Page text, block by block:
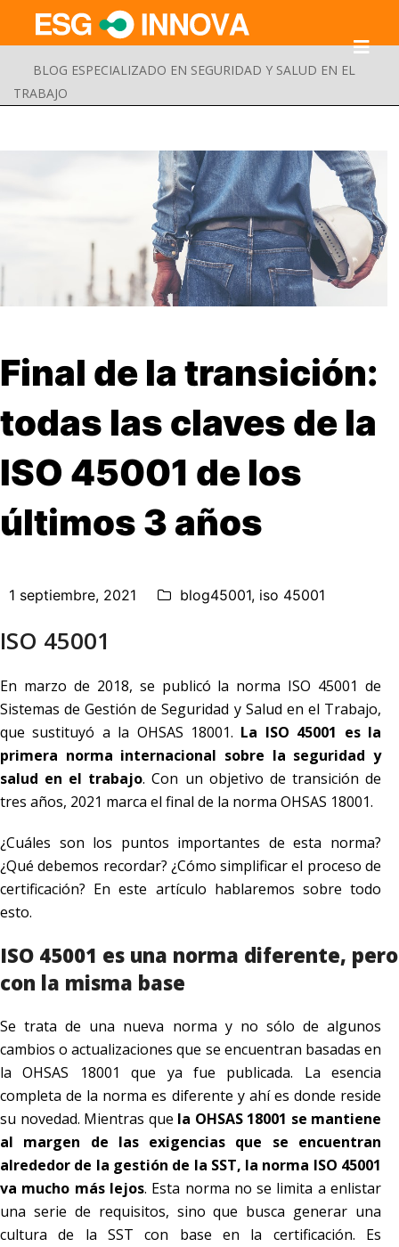
BLOG ESPECIALIZADO EN SEGURIDAD Y SALUD EN EL
TRABAJO
Buscar Enviar
Final de la transición:
todas las claves de la
ISO 45001 de los
últimos 3 años
1 septiembre, 2021 blog45001, iso 45001
ISO 45001
En marzo de 2018, se publicó la norma ISO 45001 de
Sistemas de Gestión de Seguridad y Salud en el Trabajo,
que sustituyó a la OHSAS 18001. La ISO 45001 es la
primera norma internacional sobre la seguridad y
salud en el trabajo. Con un objetivo de transición de
tres años, 2021 marca el final de la norma OHSAS 18001.
¿Cuáles son los puntos importantes de esta norma?
¿Qué debemos recordar? ¿Cómo simplificar el proceso de
certificación? En este artículo hablaremos sobre todo
esto.
ISO 45001 es una norma diferente, pero
con la misma base
Se trata de una nueva norma y no sólo de algunos
cambios o actualizaciones que se encuentran basadas en
la OHSAS 18001 que ya fue publicada. La esencia
completa de la norma es diferente y ahí es donde reside
su novedad. Mientras que la OHSAS 18001 se mantiene
al margen de las exigencias que se encuentran
alrededor de la gestión de la SST, la norma ISO 45001
va mucho más lejos. Esta norma no se limita a enlistar
una serie de requisitos, sino que busca generar una
cultura de la SST con base en la certificación. Es